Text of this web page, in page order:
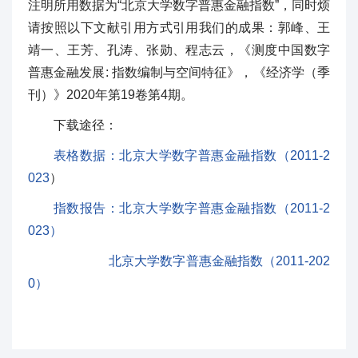
注明所用数据为“北京大学数字普惠金融指数”，同时烦
请按照以下文献引用方式引用我们的成果：郭峰、王
靖一、王芳、孔涛、张勋、程志云，《测度中国数字
普惠金融发展: 指数编制与空间特征》，《经济学（季
刊）》2020年第19卷第4期。
下载途径：
表格数据：北京大学数字普惠金融指数（2011-2
023）
指数报告：北京大学数字普惠金融指数（2011-2
023）
北京大学数字普惠金融指数（2011-202
0）